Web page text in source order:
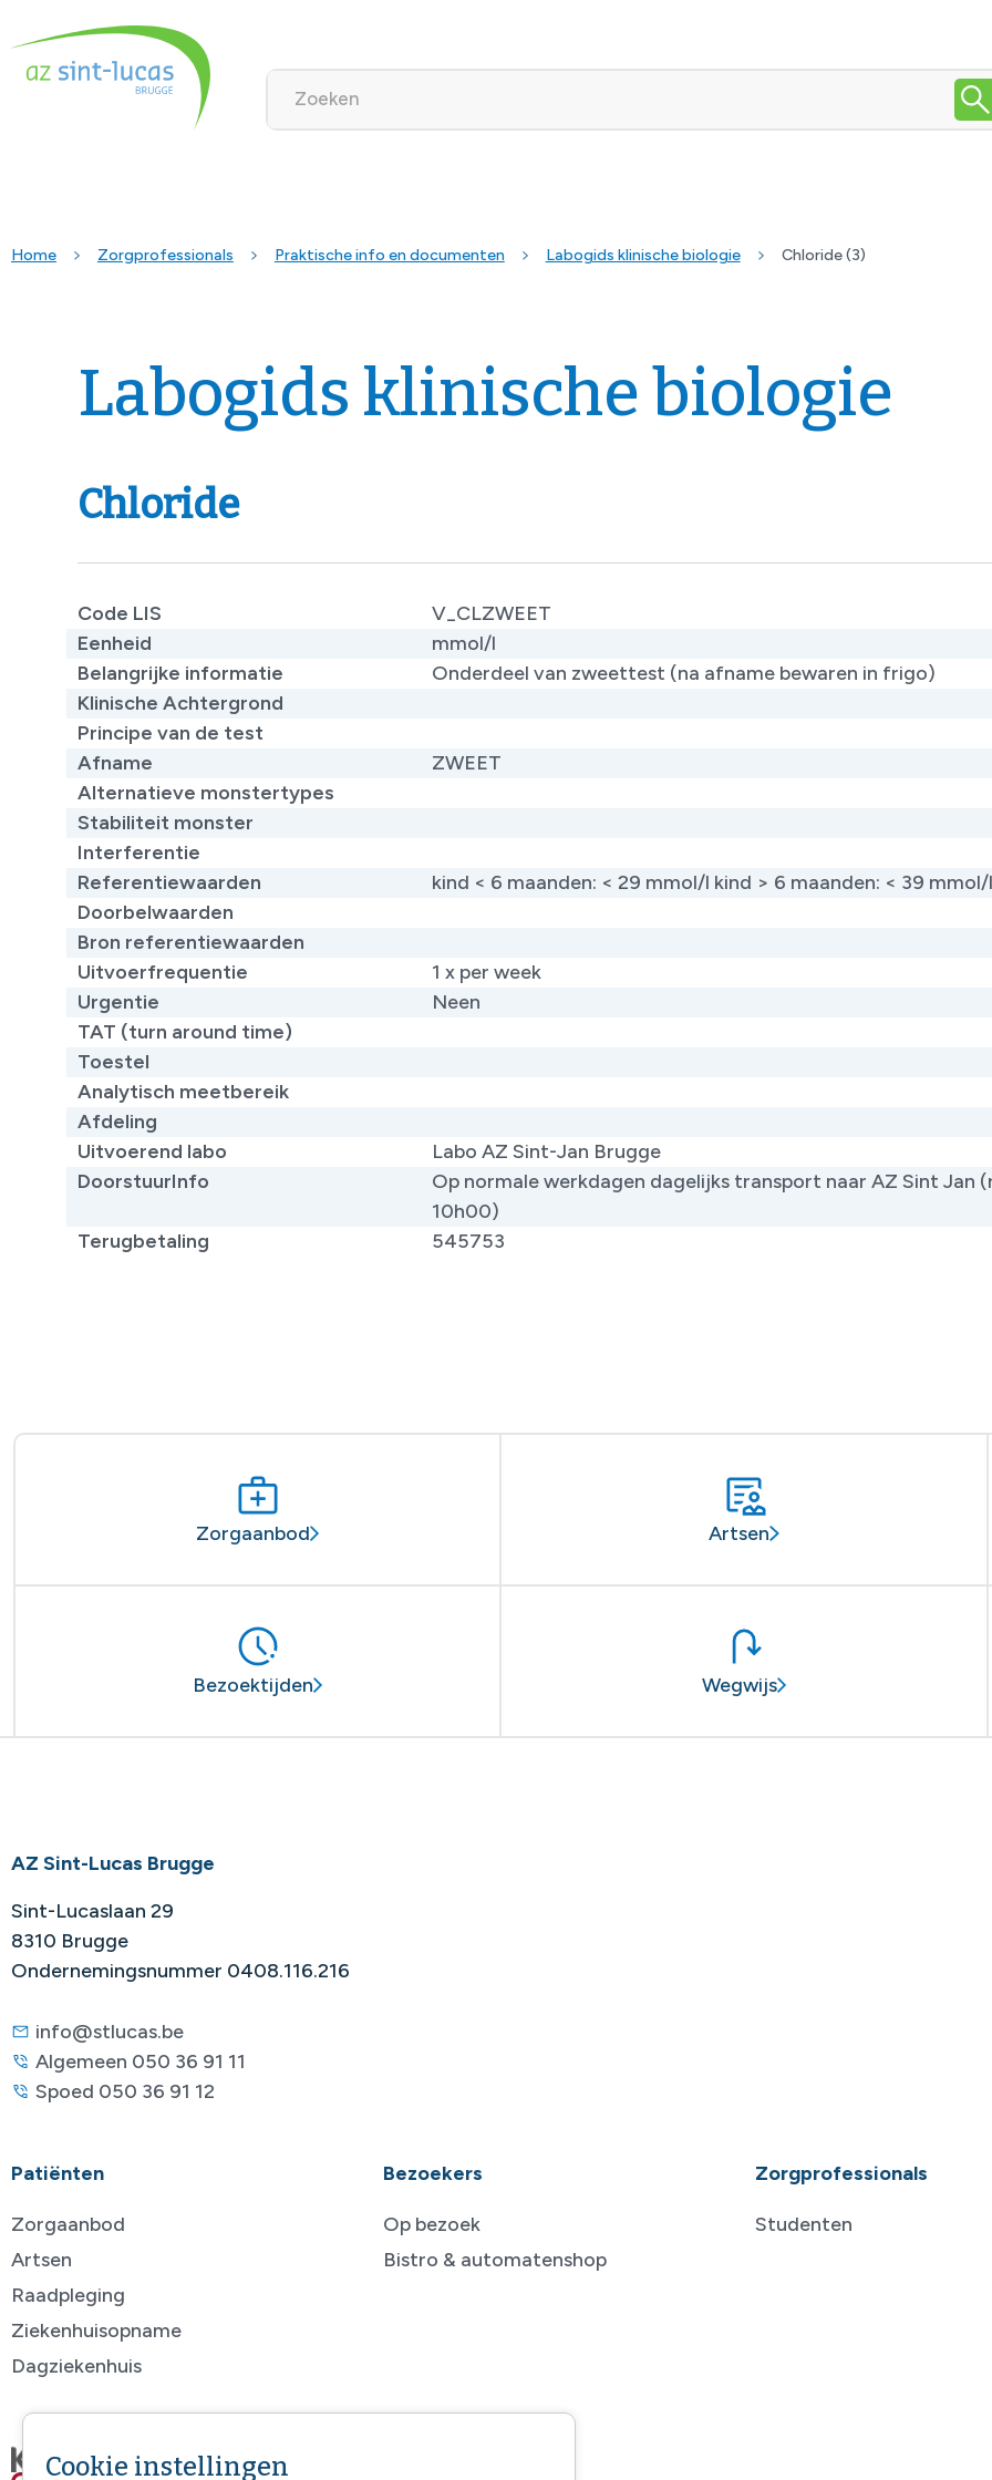
Home Zorgprofessionals Praktische info en documenten Labogids klinische biologie Chloride (3)
Labogids klinische biologie
Chloride
Code LIS
V_CLZWEET
Eenheid
mmol/l
Belangrijke informatie
Onderdeel van zweettest (na afname bewaren in frigo)
Klinische Achtergrond
Principe van de test
Afname
ZWEET
Alternatieve monstertypes
Stabiliteit monster
Interferentie
Referentiewaarden
kind < 6 maanden: < 29 mmol/l kind > 6 maanden: < 39 mmol/l
Doorbelwaarden
Bron referentiewaarden
Uitvoerfrequentie
1 x per week
Urgentie
Neen
TAT (turn around time)
Toestel
Analytisch meetbereik
Afdeling
Uitvoerend labo
Labo AZ Sint-Jan Brugge
DoorstuurInfo
Op normale werkdagen dagelijks transport naar AZ Sint Jan
10h00)
Terugbetaling
545753
Zorgaanbod Artsen
Bezoektijden Wegwijs
AZ Sint-Lucas Brugge
Sint-Lucaslaan 29
8310 Brugge
Ondernemingsnummer 0408.116.216
info@stlucas.be
Algemeen 050 36 91 11
Spoed 050 36 91 12
Patiënten
Zorgaanbod
Artsen
Raadpleging
Ziekenhuisopname
Dagziekenhuis
Bezoekers
Op bezoek
Bistro & automatenshop
Zorgprofessionals
Studenten
Cookie instellingen